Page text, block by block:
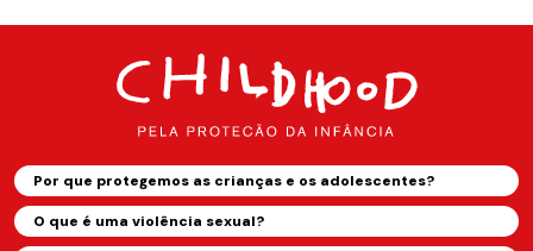
Por que protegemos as crianças e os adolescentes?
O que é uma violência sexual?